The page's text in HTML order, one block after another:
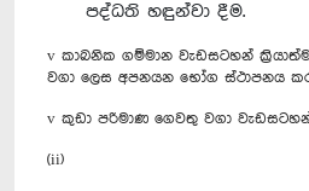
පද්ධති හඳුන්වා දීම.
v කාබනික ගම්මාන වැඩසටහන්
වගා ලෙස අපනයන භෝග ස්ථාපනය
v කුඩා පරිමාණ ගෙවතු වගා
(ii)